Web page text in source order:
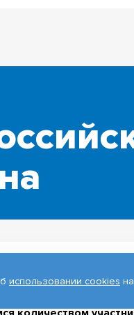
вузов, участвующих в
поднялся в
использовании cookies